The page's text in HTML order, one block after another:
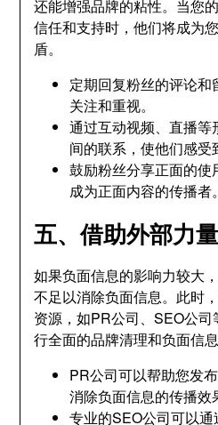
还能增强品牌的粘性。当您
信任和支持时，他们将成为
盾。
定期回复粉丝的评论
关注和重视。
通过互动视频、直播等
间的联系，使他们感受
鼓励粉丝分享正面的
成为正面内容的传播者。
五、借助外部力
如果负面信息的影响力较大
不足以消除负面信息。此时
资源，如PR公司、SEO公
行全面的品牌清理和负面信息
PR公司可以帮助您发
消除负面信息的传播效
专业的SEO公司可以